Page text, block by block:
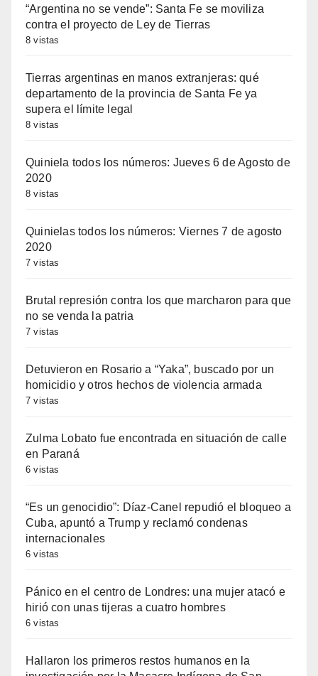
“Argentina no se vende”: Santa Fe se moviliza
contra el proyecto de Ley de Tierras
8 vistas
Tierras argentinas en manos extranjeras: qué
departamento de la provincia de Santa Fe ya
supera el límite legal
8 vistas
Quiniela todos los números: Jueves 6 de Agosto de
2020
8 vistas
Quinielas todos los números: Viernes 7 de agosto
2020
7 vistas
Brutal represión contra los que marcharon para que
no se venda la patria
7 vistas
Detuvieron en Rosario a “Yaka”, buscado por un
homicidio y otros hechos de violencia armada
7 vistas
Zulma Lobato fue encontrada en situación de calle
en Paraná
6 vistas
“Es un genocidio”: Díaz-Canel repudió el bloqueo a
Cuba, apuntó a Trump y reclamó condenas
internacionales
6 vistas
Pánico en el centro de Londres: una mujer atacó e
hirió con unas tijeras a cuatro hombres
6 vistas
Hallaron los primeros restos humanos en la